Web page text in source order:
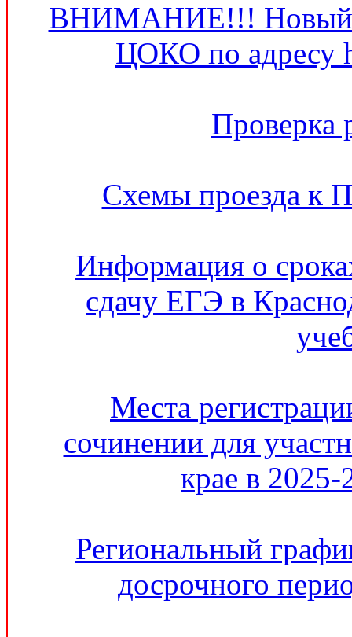
ВНИМАНИЕ!!! Новый
ЦОКО по адресу
Проверка
Схемы проезда к
Информация о
сдачу ЕГЭ в
Места
сочинении для
крае в
Региональный
досрочного